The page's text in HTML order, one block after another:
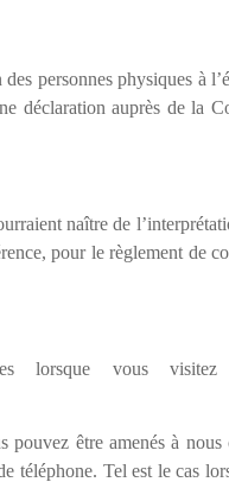
personnes physiques à
déclaration auprès de la
naître de
pour le règlement de
lorsque vous
être amenés à nous
téléphone. Tel est le cas